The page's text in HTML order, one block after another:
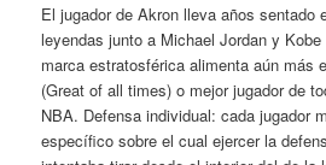
El jugador de Akron lleva años sentado
leyendas junto a Michael Jordan y
marca estratosférica alimenta aún más
(Great of all times) o mejor jugador de
NBA. Defensa individual: cada jugador
específico sobre el cual ejercer la